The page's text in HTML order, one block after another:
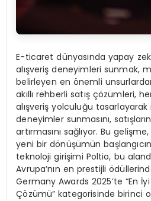
E-ticaret dünyasında yapay
alışveriş deneyimleri sunmak,
belirleyen en önemli
akıllı rehberli satış çözümleri,
alışveriş yolculuğu tasarlayarak
deneyimler sunmasını,
artırmasını sağlıyor. Bu
yeni bir dönüşümün
teknoloji girişimi Poltio, bu
Avrupa’nın en prestijli
Germany Awards 2025’te “En
Çözümü” kategorisinde birinci